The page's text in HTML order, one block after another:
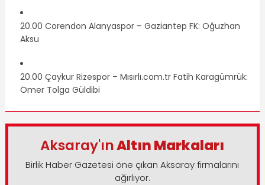
20.00 Corendon Alanyaspor – Gaziantep FK: Oğuzhan
Aksu
20.00 Çaykur Rizespor – Mısırlı.com.tr Fatih Karagümrük:
Ömer Tolga Güldibi
Aksaray'ınAltın Markaları
Birlik Haber Gazetesi öne çıkan Aksaray firmalarını
ağırlıyor.